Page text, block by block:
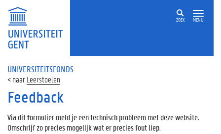
ZOEK MENU
UNIVERSITEITSFONDS
Leerstoelen
Feedback
Via dit formulier meld je een technisch probleem met deze website.
Omschrijf zo precies mogelijk wat er precies fout liep.